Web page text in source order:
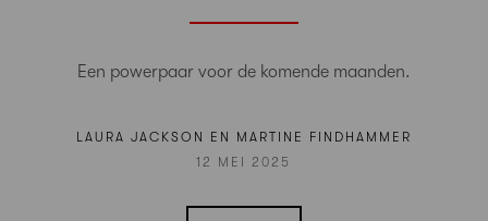
Een powerpaar voor de komende maanden.
LAURA JACKSON EN MARTINE FINDHAMMER
12 MEI 2025